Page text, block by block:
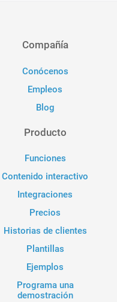
Compañía
Conócenos
Empleos
Blog
Producto
Funciones
Contenido interactivo
Integraciones
Precios
Historias de clientes
Plantillas
Ejemplos
Programa una
demostración